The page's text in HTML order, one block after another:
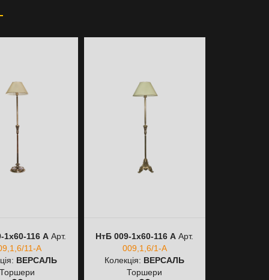
1х60-116 А Арт.
11-А
ВЕРСАЛЬ
Торшери
НтБ 009-1х60-116 А Арт.
009,1,6/1-А
Колекція: ВЕРСАЛЬ
Торшери